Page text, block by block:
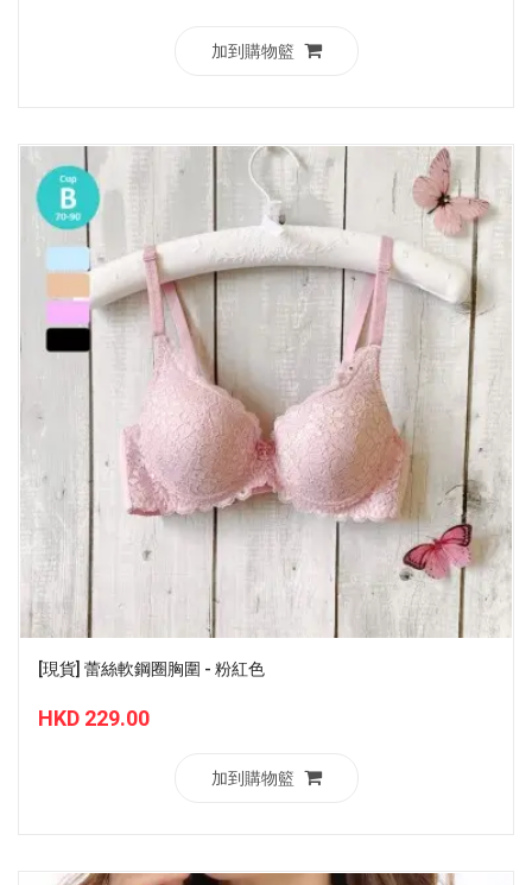
加到購物籃
[現貨] 蕾絲軟鋼圈胸圍 - 粉紅色
HKD 229.00
加到購物籃